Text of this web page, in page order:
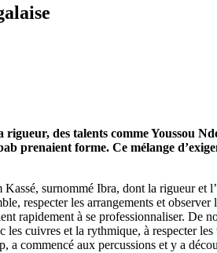
des talents comme Youssou
prenaient forme. Ce mélange
surnommé Ibra, dont la rigueur et
respecter les arrangements et
rapidement à se professionnaliser. De
cuivres et la rythmique, à respecter
commencé aux percussions et y a